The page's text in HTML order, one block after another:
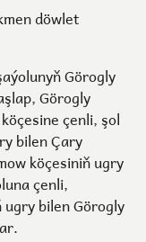
döwlet
Görogly
Görogly
çenli, şol
bilen Çary
köçesiniň ugry
çenli,
bilen Görogly